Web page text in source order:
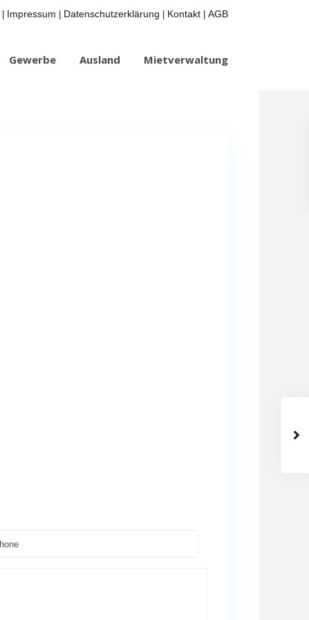
Impressum Datenschutzerklärung Kontakt AGB
Gewerbe Ausland Mietverwaltung